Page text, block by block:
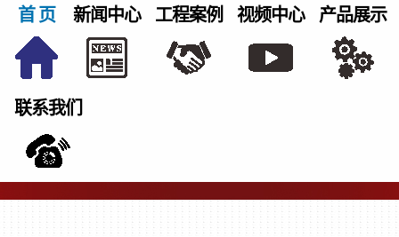
首 页 新闻中心 工程案例 视频中心 产品展示
联系我们